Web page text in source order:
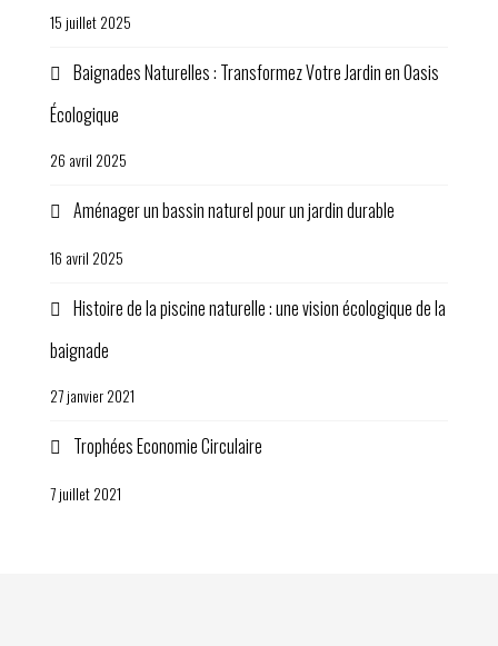
15 juillet 2025
Baignades Naturelles : Transformez Votre Jardin en Oasis
Écologique
26 avril 2025
Aménager un bassin naturel pour un jardin durable
16 avril 2025
Histoire de la piscine naturelle : une vision écologique de la
baignade
27 janvier 2021
Trophées Economie Circulaire
7 juillet 2021